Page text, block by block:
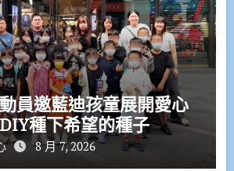
員邀藍迪孩童展開愛心
種下希望的種子
8 月 7, 2026